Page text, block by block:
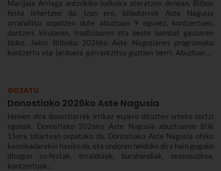
Marijaia Arriaga antzokiko balkoira ateratzen denean, Bilbon
festa lehertzen da. Izan ere, bilbotarrek Aste Nagusia
arranditsu ospatzen dute abuztuan 9 egunez, kontzertuen,
dantzen, kirolaren, tradizioaren eta beste hainbat gauzaren
bidez. Jakin Bilboko 2026ko Aste Nagusiaren programako
kontzertu eta jarduera garrantzitsu guztien berri. Abuztuaren
GOZATU
Donostiako 2026ko Aste Nagusia
Hemen dira donostiarrek irrikaz espero dituzten urteko zortzi
egunak. Donostiako 2026ko Aste Nagusia abuztuaren 8tik
15era bitartean ospatuko da. Donostiako Aste Nagusia ohiko
kanoikadarekin hasiko da, eta ondoren helduko dira hain gogoko
ditugun su-festak, erraldoiak, buruhandiak, zezensuzkoa,
kontzertuak...